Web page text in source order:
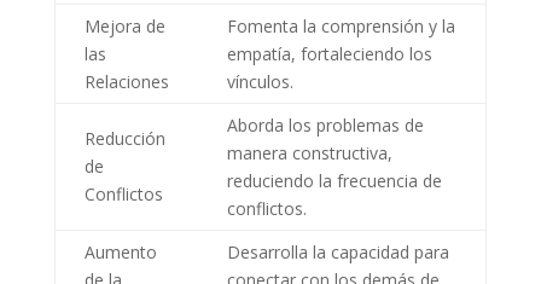
Mejora de
las
Relaciones
Fomenta la comprensión y la
empatía, fortaleciendo los
vínculos.
Reducción
de
Conflictos
Aborda los problemas de
manera constructiva,
reduciendo la frecuencia de
conflictos.
Aumento
de la
Desarrolla la capacidad para
conectar con los demás de